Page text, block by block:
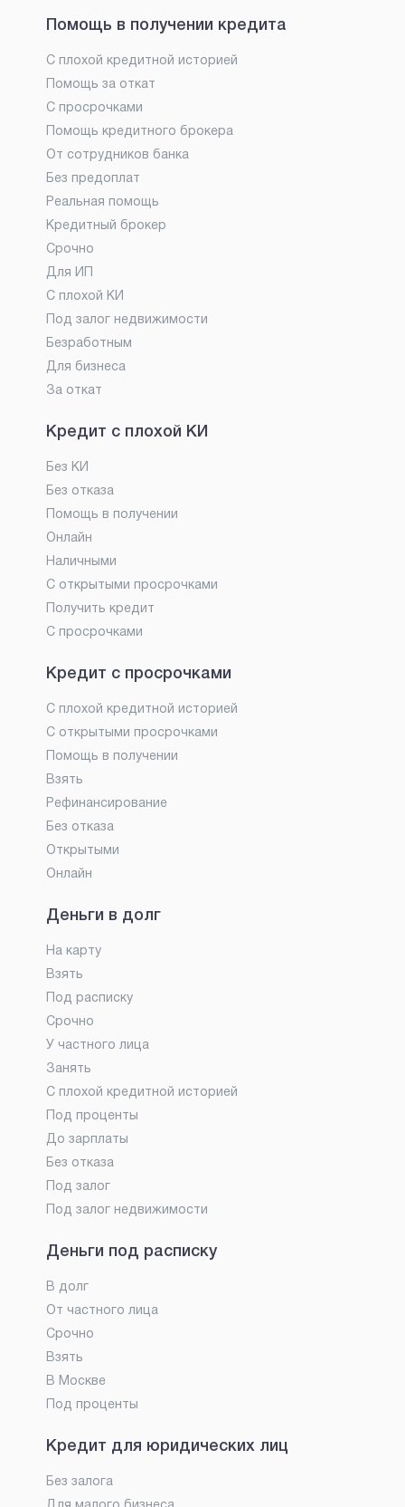
Помощь в получении кредита
С плохой кредитной историей
Помощь за откат
С просрочками
Помощь кредитного брокера
От сотрудников банка
Без предоплат
Реальная помощь
Кредитный брокер
Срочно
Для ИП
С плохой КИ
Под залог недвижимости
Безработным
Для бизнеса
За откат
Кредит с плохой КИ
Без КИ
Без отказа
Помощь в получении
Онлайн
Наличными
С открытыми просрочками
Получить кредит
С просрочками
Кредит с просрочками
С плохой кредитной историей
С открытыми просрочками
Помощь в получении
Взять
Рефинансирование
Без отказа
Открытыми
Онлайн
Деньги в долг
На карту
Взять
Под расписку
Срочно
У частного лица
Занять
С плохой кредитной историей
Под проценты
До зарплаты
Без отказа
Под залог
Под залог недвижимости
Деньги под расписку
В долг
От частного лица
Срочно
Взять
В Москве
Под проценты
Кредит для юридических лиц
Без залога